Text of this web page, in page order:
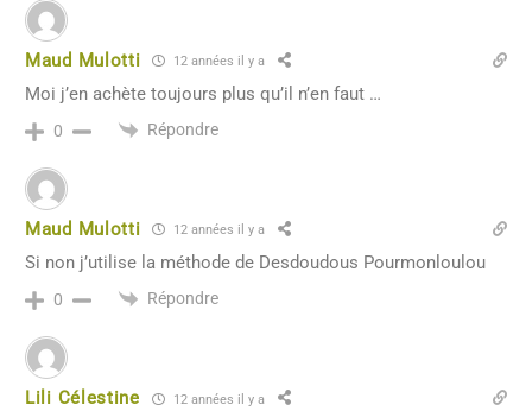
Maud Mulotti 12 années il y a
Moi j’en achète toujours plus qu’il n’en faut …
0 Répondre
Maud Mulotti 12 années il y a
Si non j’utilise la méthode de Desdoudous Pourmonloulou
0 Répondre
Lili Célestine 12 années il y a